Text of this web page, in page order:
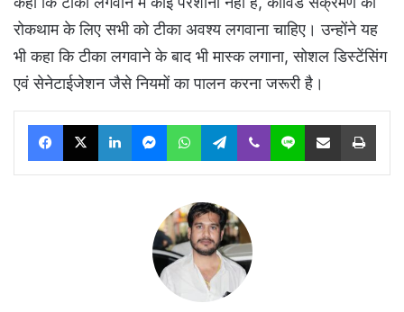
रोकथाम के लिए सभी को टीका अवश्य लगवाना चाहिए। उन्होंने यह
भी कहा कि टीका लगवाने के बाद भी मास्क लगाना, सोशल डिस्टेंसिंग
एवं सेनेटाईजेशन जैसे नियमों का पालन करना जरूरी है।
Facebook
X LinkedInMessengerWhatsAppTelegram
Viber Line Share via Email Print